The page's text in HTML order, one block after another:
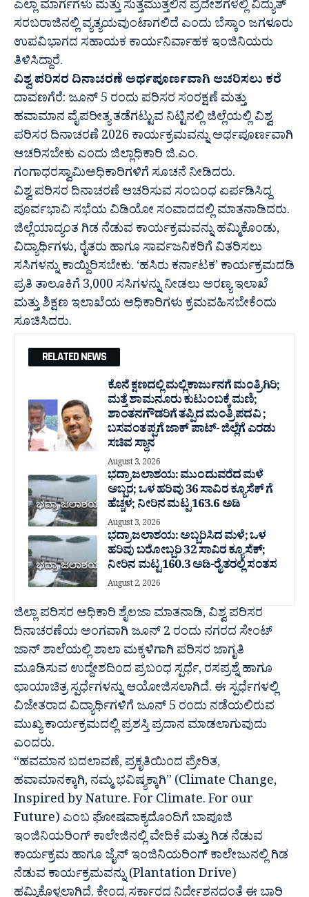
ಎಲ್ಲಾ ಮಾರ್ಗಗಳು ಮತ್ತು ಸುತ್ತಮುತ್ತಲಿನ ಪ್ರದೇಶಗಳಲ್ಲಿ ವಿದ್ಯುತ್
ಸರಬರಾಜಿನಲ್ಲಿ ವ್ಯತ್ಯಯವುಂಟಾಗಲಿದೆ ಎಂದು ಬೆಸ್ಕಾಂ ಜಗಳೂರು
ಉಪವಿಭಾಗದ ಸಹಾಯಕ ಕಾರ್ಯನಿರ್ವಾಹಕ ಇಂಜಿನಿಯರು
ತಿಳಿಸಿದ್ದಾರೆ.
ವಿಶ್ವ ಪರಿಸರ ದಿನಾಚರಣೆ ಅರ್ಥಪೂರ್ಣವಾಗಿ ಆಚರಿಸಲು ಕರೆ
ದಾವಣಗೆರೆ: ಜೂನ್ 5 ರಂದು ಪರಿಸರ ಸಂರಕ್ಷಣೆ ಮತ್ತು
ಹವಾಮಾನ ವೈಪರೀತ್ಯ ತಡೆಗಟ್ಟುವ ನಿಟ್ಟಿನಲ್ಲಿ ಜಿಲ್ಲೆಯಲ್ಲಿ ವಿಶ್ವ
ಪರಿಸರ ದಿನಾಚರಣೆ 2026 ಕಾರ್ಯಕ್ರಮವನ್ನು ಅರ್ಥಪೂರ್ಣವಾಗಿ
ಆಚರಿಸಬೇಕು ಎಂದು ಜಿಲ್ಲಾಧಿಕಾರಿ ಜಿ.ಎಂ.
ಗಂಗಾಧರಸ್ವಾಮಿಅಧಿಕಾರಿಗಳಿಗೆ ಸೂಚನೆ ನೀಡಿದರು.
ವಿಶ್ವ ಪರಿಸರ ದಿನಾಚರಣೆ ಆಚರಿಸುವ ಸಂಬಂಧ ಏರ್ಪಡಿಸಿದ್ದ
ಪೂರ್ವಭಾವಿ ಸಭೆಯ ವಿಡಿಯೋ ಸಂವಾದದಲ್ಲಿ ಮಾತನಾಡಿದರು.
ಜಿಲ್ಲೆಯಾದ್ಯಂತ ಗಿಡ ನೆಡುವ ಕಾರ್ಯಕ್ರಮವನ್ನು ಹಮ್ಮಿಕೊಂಡು,
ವಿದ್ಯಾರ್ಥಿಗಳು, ರೈತರು ಹಾಗೂ ಸಾರ್ವಜನಿಕರಿಗೆ ವಿತರಿಸಲು
ಸಸಿಗಳನ್ನು ಕಾಯ್ದಿರಿಸಬೇಕು. ‘ಹಸಿರು ಕರ್ನಾಟಕ’ ಕಾರ್ಯಕ್ರಮದಡಿ
ಪ್ರತಿ ತಾಲೂಕಿಗೆ 3,000 ಸಸಿಗಳನ್ನು ನೀಡಲು ಅರಣ್ಯ ಇಲಾಖೆ
ಮತ್ತು ಶಿಕ್ಷಣ ಇಲಾಖೆಯ ಅಧಿಕಾರಿಗಳು ಕ್ರಮವಹಿಸಬೇಕೆಂದು
ಸೂಚಿಸಿದರು.
RELATED NEWS
ಕೊನೆ ಕ್ಷಣದಲ್ಲಿ ಮಲ್ಲಿಕಾರ್ಜುನಗೆ ಮಂತ್ರಿಗಿರಿ;
ಮತ್ತೆ ಶಾಮನೂರು ಕುಟುಂಬಕ್ಕೆ ಮಣಿ;
ಶಾಂತನಗೌಡರಿಗೆ ತಪ್ಪಿದ ಮಂತ್ರಿ ಪದವಿ ;
ಬಸವಂತಪ್ಪಗೆ ಜಾಕ್ ಪಾಟ್- ಜಿಲ್ಲೆಗೆ ಎರಡು
ಸಚಿವ ಸ್ಥಾನ
August 3, 2026
ಭದ್ರಾ ಜಲಾಶಯ: ಮುಂದುವರೆದ ಮಳೆ
ಅಬ್ಬರ; ಒಳ ಹರಿವು 36 ಸಾವಿರ‌ ಕ್ಯೂಸೆಕ್ ಗೆ
ಹೆಚ್ಚಳ; ನೀರಿನ ಮಟ್ಟ 163.6 ಅಡಿ
August 3, 2026
ಭದ್ರಾ ಜಲಾಶಯ: ಅಬ್ಬರಿಸಿದ ಮಳೆ; ಒಳ
ಹರಿವು ಬರೋಬ್ಬರಿ 32 ಸಾವಿರ‌ ಕ್ಯೂಸೆಕ್;
ನೀರಿನ ಮಟ್ಟ 160.3 ಅಡಿ-ರೈತರಲ್ಲಿ ಸಂತಸ
August 2, 2026
ಜಿಲ್ಲಾ ಪರಿಸರ ಅಧಿಕಾರಿ ಶೈಲಜಾ ಮಾತನಾಡಿ, ವಿಶ್ವ ಪರಿಸರ
ದಿನಾಚರಣೆಯ ಅಂಗವಾಗಿ ಜೂನ್ 2 ರಂದು ನಗರದ ಸೇಂಟ್
ಜಾನ್ ಶಾಲೆಯಲ್ಲಿ ಶಾಲಾ ಮಕ್ಕಳಿಗಾಗಿ ಪರಿಸರ ಜಾಗೃತಿ
ಮೂಡಿಸುವ ಉದ್ದೇಶದಿಂದ ಪ್ರಬಂಧ ಸ್ಪರ್ಧೆ, ರಸಪ್ರಶ್ನೆ ಹಾಗೂ
ಛಾಯಾಚಿತ್ರ ಸ್ಪರ್ಧೆಗಳನ್ನು ಆಯೋಜಿಸಲಾಗಿದೆ. ಈ ಸ್ಪರ್ಧೆಗಳಲ್ಲಿ
ವಿಜೇತರಾದ ವಿದ್ಯಾರ್ಥಿಗಳಿಗೆ ಜೂನ್ 5 ರಂದು ನಡೆಯಲಿರುವ
ಮುಖ್ಯ ಕಾರ್ಯಕ್ರಮದಲ್ಲಿ ಪ್ರಶಸ್ತಿ ಪ್ರದಾನ ಮಾಡಲಾಗುವುದು
ಎಂದರು.
“ಹವಮಾನ ಬದಲಾವಣೆ, ಪ್ರಕೃತಿಯಿಂದ ಪ್ರೇರಿತ,
ಹವಾಮಾನಕ್ಕಾಗಿ, ನಮ್ಮ ಭವಿಷ್ಯಕ್ಕಾಗಿ” (Climate Change,
Inspired by Nature. For Climate. For our
Future) ಎಂಬ ಘೋಷವಾಕ್ಯದೊಂದಿಗೆ ಬಾಪೂಜಿ
ಇಂಜಿನಿಯರಿಂಗ್‌ ಕಾಲೇಜಿನಲ್ಲಿ ವೇದಿಕೆ ಮತ್ತು ಗಿಡ ನೆಡುವ
ಕಾರ್ಯಕ್ರಮ ಹಾಗೂ ಜೈನ್‌ ಇಂಜಿನಿಯರಿಂಗ್‌ ಕಾಲೇಜುನಲ್ಲಿ ಗಿಡ
ನೆಡುವ ಕಾರ್ಯಕ್ರಮವನ್ನು (Plantation Drive)